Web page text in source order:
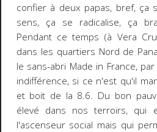
confier à deux papas, bref, ça
sens, ça se radicalise, ça
Pendant ce temps (à Vera
dans les quartiers Nord de
le sans-abri Made in France,
indifférence, si ce n'est qu'il
et boit de la 8.6. Du bon
élevé dans nos terroirs, qui
l'ascenseur social mais qui